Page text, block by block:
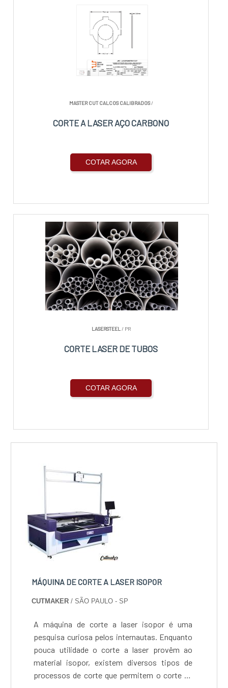
MASTER CUT CALCOS CALIBRADOS/
CORTE A LASER AÇO CARBONO
COTAR AGORA
LASERSTEEL / PR
CORTE LASER DE TUBOS
COTAR AGORA
MÁQUINA DE CORTE A LASER ISOPOR
CUTMAKER/ SÃO PAULO - SP
A máquina de corte a laser isopor é uma
pesquisa curiosa pelos internautas. Enquanto
pouca utilidade o corte a laser provêm ao
material isopor, existem diversos tipos de
processos de corte que permitem o corte de